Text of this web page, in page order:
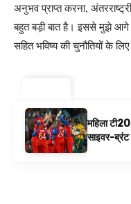
अनुभव प्राप्त करना,
बहुत बड़ी बात है। इससे मुझे
सहित भविष्य की चुनौतियों के
महिला
साइवर-ब्रंट